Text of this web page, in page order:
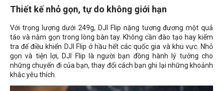
Thiết kế nhỏ gọn, tự do không giới hạn
Với trọng lượng dưới 249g, DJI Flip nặng tương đương một quả
táo và nằm gọn trong lòng bàn tay. Không cần đào tạo hay kiểm
tra để điều khiển DJI Flip ở hầu hết các quốc gia và khu vực. Nhỏ
gọn và tiện lợi, DJI Flip là người bạn đồng hành lý tưởng cho
những chuyến đi của bạn, thay đổi cách bạn ghi lại những khoảnh
khắc yêu thích.